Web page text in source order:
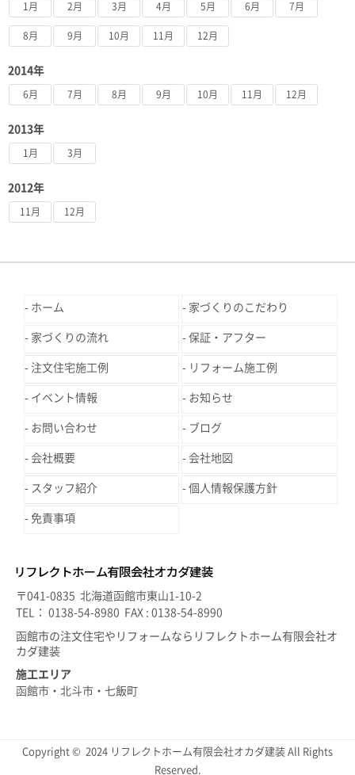
1月 2月 3月 4月 5月 6月 7月
8月 9月 10月 11月 12月
2014年
6月 7月 8月 9月 10月 11月 12月
2013年
1月 3月
2012年
11月 12月
ホーム 家づくりのこだわり
家づくりの流れ 保証・アフター
注文住宅施工例 リフォーム施工例
イベント情報 お知らせ
お問い合わせ ブログ
会社概要 会社地図
スタッフ紹介 個人情報保護方針
免責事項
〒041-0835 北海道函館市東山1-10-2
TEL： 0138-54-8980 FAX : 0138-54-8990
函館市の注文住宅やリフォームならリフレクトホーム有限会社オ
カダ建装
施工エリア
函館市・北斗市・七飯町
Copyright © 2024 リフレクトホーム有限会社オカダ建装 All Rights
Reserved.